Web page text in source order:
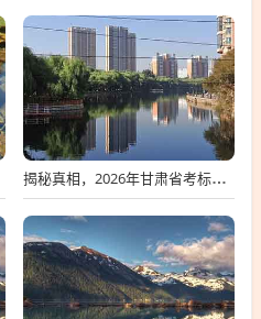
揭秘真相，2026年甘肃省考标准答案不实传闻背后的真相探索